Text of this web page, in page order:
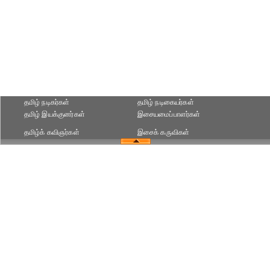
தமிழ் நடிகர்கள்
தமிழ் நடிகையர்கள்
தமிழ் இயக்குனர்கள்
இசையமைப்பாளர்கள்
தமிழ்க் கவிஞர்கள் இசைக் கருவிகள்